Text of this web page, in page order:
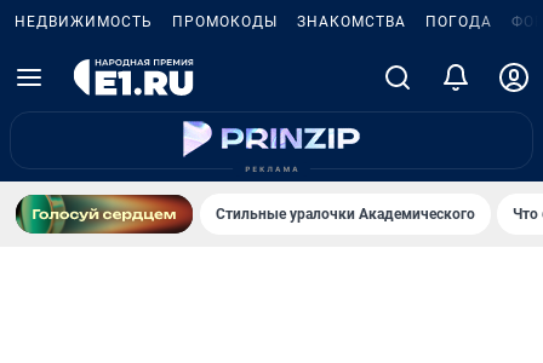
НЕДВИЖИМОСТЬ ПРОМОКОДЫ ЗНАКОМСТВА ПОГОДА
Стильные уралочки Академического Что